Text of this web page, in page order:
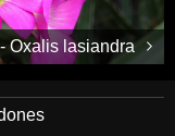
Oxalis lasiandra